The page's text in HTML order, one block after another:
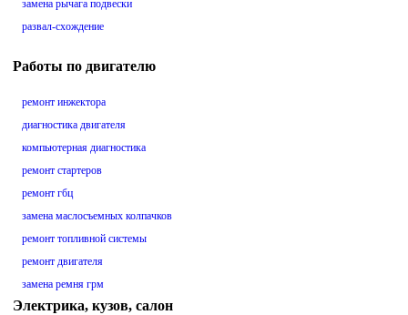
замена рычага подвески
развал-схождение
Работы по двигателю
ремонт инжектора
диагностика двигателя
компьютерная диагностика
ремонт стартеров
ремонт гбц
замена маслосъемных колпачков
ремонт топливной системы
ремонт двигателя
замена ремня грм
Электрика, кузов, салон